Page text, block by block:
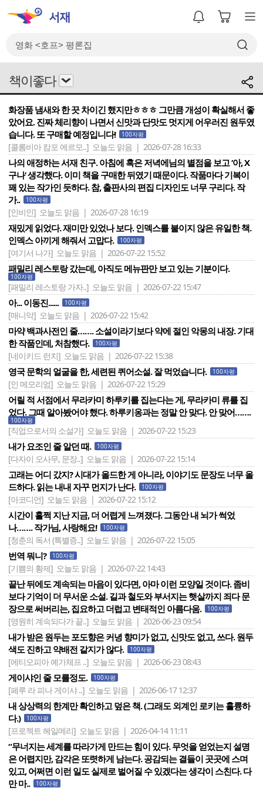
책이좋다
화장품 냄새와 한 끗 차이긴 했지만ㅎㅎㅎ 그만큼 개성이 확실해서 좋
았어요. 진짜 체리향이 나면서 신맛과 단맛도 멋지게 어우러진 원두였
습니다. 또 구매할 예정입니다!
100자평
[콜롬비아 캄포 에르모..] 오늘도 맑음 | 2026-07-28 16:33
나의 애정하는 서재 친구. 아침에 혹은 저녁에님의 별점을 보고 ‘아, X
구나’ 생각했다. 이미 책을 구매한 뒤였기 때문이다. 작품마다 기복이
꽤 있는 작가인 듯하다. 참, 출판사의 편집 디자인도 너무 구리다. 작
가..
100자평
[인비인] 오늘도 맑음 | 2026-07-28 16:19
재밌게 읽었다. 재미만 있었나 보다. 인덱스를 붙이지 않은 유일한 책.
인덱스 아끼게 해줘서 고맙다.
100자평
[여기서 나가] 오늘도 맑음 | 2026-07-22 15:52
패밀리 레스토랑 갔는데, 아직도 메뉴판만 보고 있는 기분이다.
100자평
[패밀리 레스토랑 가자..] 오늘도 맑음 | 2026-07-22 15:47
아... 이동진...... 100자평
[매니악] 오늘도 맑음 | 2026-07-22 15:42
마약 백과사전인 줄……. 소설이라기보다 약에 절인 악몽의 내장. 기대
한 작품인데, 처참했다.
100자평
[네이키드 런치] 오늘도 맑음 | 2026-07-22 15:38
영국 문학의 얼굴을 한, 세련된 퀴어소설. 잘 먹었습니다. 100자평
[인 메모리엄] 오늘도 맑음 | 2026-07-22 15:29
어릴 적 서점에서 무라카미 하루키를 집는다는 게, 무라카미 류를 집
었다. 그때 알아봤어야 했다. 하루키옹과는 정말 안 맞다. 안 맞어…….
100자평
[직업으로서의 소설가] 오늘도 맑음 | 2026-07-22 15:23
내가 요조인 줄 알던 때. 100자평
[다자이 오사무, 문장..] 오늘도 맑음 | 2026-07-22 15:14
고래는 어디 갔지? 시대가 올드한 게 아니라, 이야기도 문장도 너무 올
드하다. 읽는 내내 자꾸 먼지가 난다.
100자평
[아코디언] 오늘도 맑음 | 2026-07-22 15:12
시간이 훌쩍 지난 지금, 더 어렵게 느껴졌다. 그동안 내 뇌가 썩었
나……. 작가님, 사랑해요!
100자평
[청춘의 독서 (특별증..] 오늘도 맑음 | 2026-07-22 15:05
번역 뭐니? 100자평
[기쁨의 황제] 오늘도 맑음 | 2026-07-22 14:43
끝난 뒤에도 계속되는 마음이 있다면, 아마 이런 모양일 것이다. 좀비
보다 기억이 더 무서운 소설. 길과 철도와 부서지는 햇살까지 죄다 문
장으로 써버리는, 집요하고 더럽고 변태적인 아름다움.
100자평
[영원히 계속되다가 끝..] 오늘도 맑음 | 2026-06-23 09:54
내가 받은 원두는 포도향은 커녕 향미가 없고, 신맛도 없고, 쓰다. 원두
색도 진하고 약배전 같지가 않다.
100자평
[에티오피아 예가체프 ..] 오늘도 맑음 | 2026-06-23 08:43
게이샤인 줄 모를정도. 100자평
[페루 라 피나 게이샤 ..] 오늘도 맑음 | 2026-06-17 12:37
내 상상력의 한계만 확인하고 덮은 책. (그래도 외계인 로키는 훌륭하
다.)
100자평
[프로젝트 헤일메리] 오늘도 맑음 | 2026-04-14 11:11
“무너지는 세계를 따라가게 만드는 힘이 있다. 무엇을 얻었는지 설명
은 어렵지만, 감각은 또렷하게 남는다. 공감되는 결들이 곳곳에 스며
있고, 어쩌면 이런 일도 실제로 벌어질 수 있겠다는 생각이 스친다. 다
만 마..
100자평